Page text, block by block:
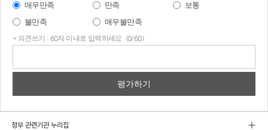
매우만족 만족
보통
불만족
매우불만족
* 의견쓰기 : 60자 이내로 입력하세요. (0/60)
정부 관련기관 누리집